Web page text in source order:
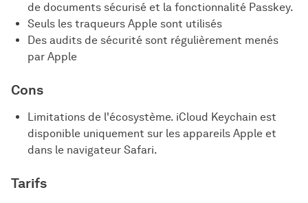
de documents sécurisé et la fonctionnalité Passkey.
Seuls les traqueurs Apple sont utilisés
Des audits de sécurité sont régulièrement menés
par Apple
Cons
Limitations de l'écosystème. iCloud Keychain est
disponible uniquement sur les appareils Apple et
dans le navigateur Safari.
Tarifs